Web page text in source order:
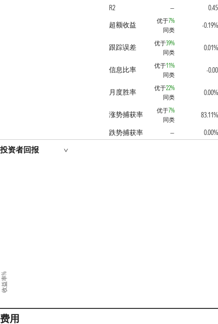
R2
—
0.45
超额收益
优于7%
同类
-0.19%
跟踪误差 优于39%
同类
0.01%
信息比率 优于11%
同类
-0.00
月度胜率 优于22%
同类
0.00%
涨势捕获率 优于7%
同类
83.11%
跌势捕获率
— 0.00%
投资者回报
收益率%
费用